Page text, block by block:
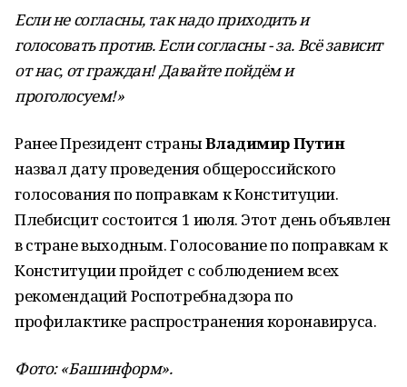
Если не согласны, так надо приходить и
голосовать против. Если согласны - за. Всё зависит
от нас, от граждан! Давайте пойдём и
проголосуем!»
Ранее Президент страныВладимир Путин
назвал дату проведения общероссийского
голосования по поправкам к Конституции.
Плебисцит состоится 1 июля. Этот день объявлен
в стране выходным. Голосование по поправкам к
Конституции пройдет с соблюдением всех
рекомендаций Роспотребнадзора по
профилактике распространения коронавируса.
Фото: «Башинформ».